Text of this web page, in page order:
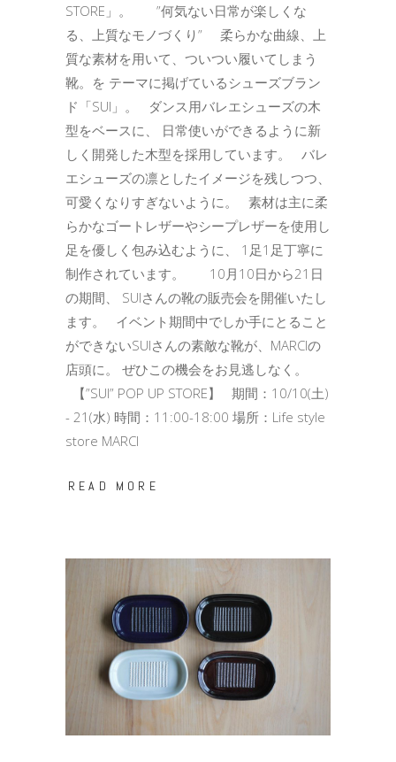
STORE」。 ”何気ない日常が楽しくな
る、上質なモノづくり” 柔らかな曲線、上
質な素材を用いて、ついつい履いてしまう
靴。を テーマに掲げているシューズブラン
ド「SUI」。 ダンス用バレエシューズの木
型をベースに、 日常使いができるように新
しく開発した木型を採用しています。 バレ
エシューズの凛としたイメージを残しつつ、
可愛くなりすぎないように。 素材は主に柔
らかなゴートレザーやシープレザーを使用し
足を優しく包み込むように、 1足1足丁寧に
制作されています。 10月10日から21日
の期間、 SUIさんの靴の販売会を開催いたし
ます。 イベント期間中でしか手にとること
ができないSUIさんの素敵な靴が、MARCIの
店頭に。 ぜひこの機会をお見逃しなく。
【”SUI” POP UP STORE】 期間：10/10(土)
- 21(水) 時間：11:00-18:00 場所：Life style
store MARCI
READ MORE